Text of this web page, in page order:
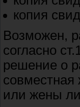
копия
Возможен,
согласно
решение о
совместная
или жены